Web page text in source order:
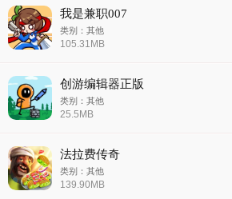
我是兼职007
类别：其他
105.31MB
创游编辑器正版
类别：其他
25.5MB
法拉费传奇
类别：其他
139.90MB